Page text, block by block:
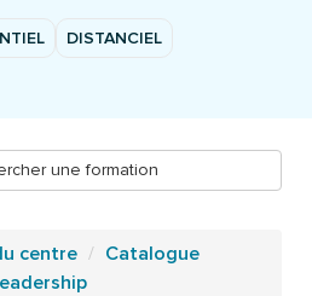
DISTANCIEL
une formation
centre
Catalogue